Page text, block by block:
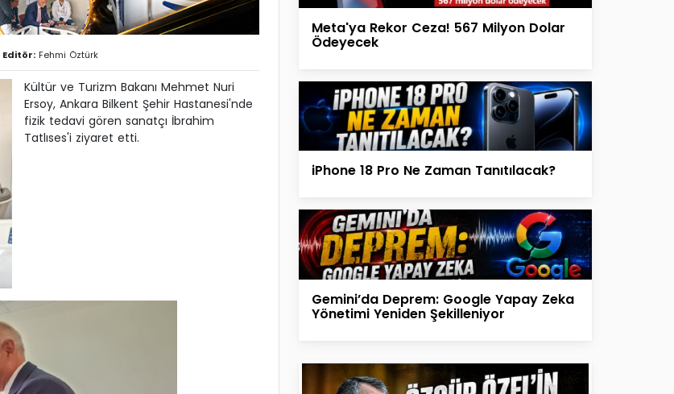
Editör: Fehmi Öztürk
Kültür ve Turizm Bakanı Mehmet Nuri
Ersoy, Ankara Bilkent Şehir Hastanesi'nde
fizik tedavi gören sanatçı İbrahim
Tatlıses'i ziyaret etti.
Meta'ya Rekor Ceza! 567 Milyon Dolar
Ödeyecek
iPhone 18 Pro Ne Zaman Tanıtılacak?
Gemini’da Deprem: Google Yapay Zeka
Yönetimi Yeniden Şekilleniyor